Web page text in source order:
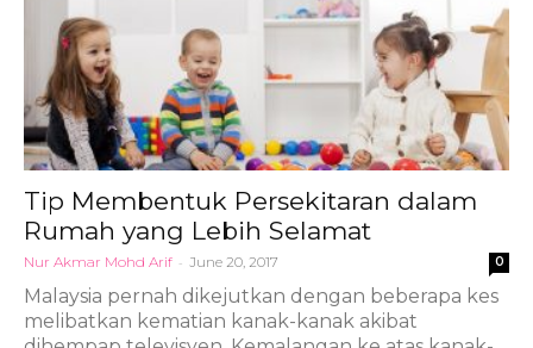
Tip Membentuk Persekitaran dalam
Rumah yang Lebih Selamat
Nur Akmar Mohd Arif - June 20, 2017 0
Malaysia pernah dikejutkan dengan beberapa kes
melibatkan kematian kanak-kanak akibat